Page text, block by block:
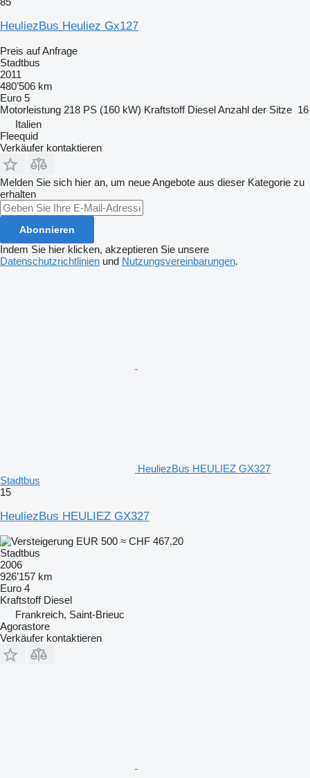
HeuliezBus Heuliez Gx127
Preis auf Anfrage
Stadtbus
2011
480’506 km
Euro 5
Motorleistung 218 PS (160 kW) Kraftstoff DieselAnzahl der Sitze 16
Italien
Fleequid
Verkäufer kontaktieren
Melden Sie sich hier an, um neue Angebote aus dieser Kategorie zu
erhalten
Abonnieren
Indem Sie hier klicken, akzeptieren Sie unsere
Datenschutzrichtlinien und Nutzungsvereinbarungen.
HeuliezBus HEULIEZ GX327
Stadtbus
15
HeuliezBus HEULIEZ GX327
EUR 500 ≈ CHF 467.20
Stadtbus
2006
926’157 km
Euro 4
Kraftstoff Diesel
Frankreich, Saint-Brieuc
Agorastore
Verkäufer kontaktieren